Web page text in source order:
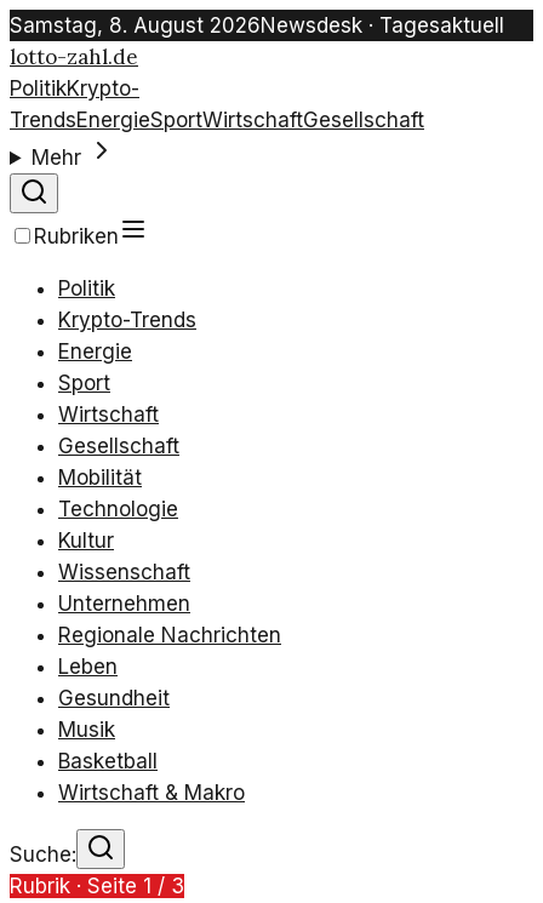
Samstag, 8. August 2026Newsdesk · Tagesaktuell
lotto-zahl.de
PolitikKrypto-
TrendsEnergieSportWirtschaftGesellschaft
Mehr
Rubriken
Politik
Krypto-Trends
Energie
Sport
Wirtschaft
Gesellschaft
Mobilität
Technologie
Kultur
Wissenschaft
Unternehmen
Regionale Nachrichten
Leben
Gesundheit
Musik
Basketball
Wirtschaft & Makro
Suche:
Rubrik · Seite 1 / 3